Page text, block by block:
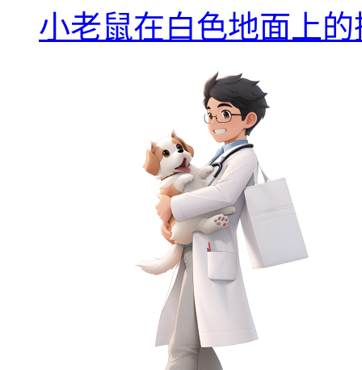
小老鼠在白色地面上